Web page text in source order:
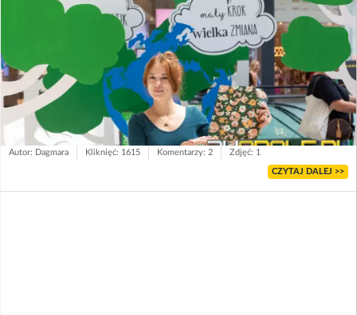
Autor: Dagmara Kliknięć: 1615 Komentarzy: 2 Zdjęć: 1
CZYTAJ DALEJ >>